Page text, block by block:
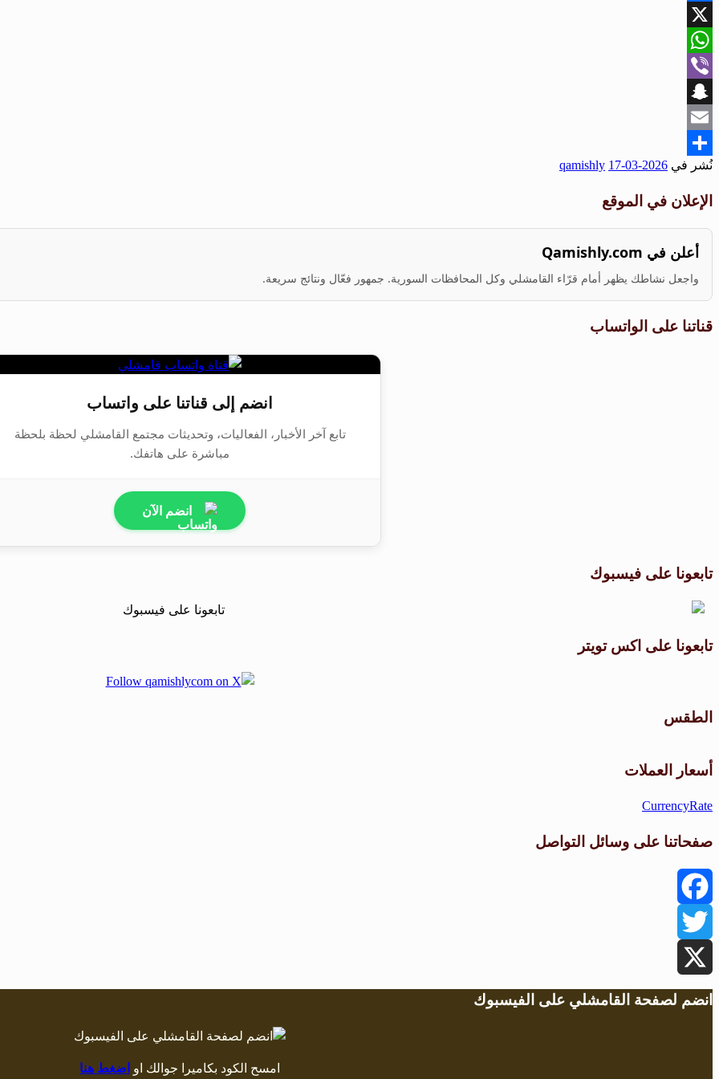
Facebook
X
WhatsApp
Viber
Snapchat
Email
Share
نُشر في 2026-03-17
qamishly
الإعلان في الموقع
أعلن في Qamishly.com
واجعل نشاطك يظهر أمام قرّاء القامشلي وكل المحافظات السورية. جمهور فعّال ونتائج سريعة.
قناتنا على الواتساب
انضم إلى قناتنا على واتساب
تابع آخر الأخبار، الفعاليات، وتحديثات مجتمع القامشلي لحظة بلحظة
مباشرة على هاتفك.
انضم الآن
تابعونا على فيسبوك
تابعونا على اكس تويتر
الطقس
أسعار العملات
CurrencyRate
صفحاتنا على وسائل التواصل
Facebook
Twitter
X
انضم لصفحة القامشلي على الفيسبوك
امسح الكود بكاميرا جوالك او اضغط هنا